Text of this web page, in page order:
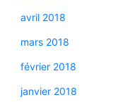
avril 2018
mars 2018
février 2018
janvier 2018